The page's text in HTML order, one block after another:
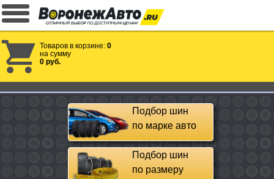
Товаров в корзине: 0
на сумму
0 руб.
Подбор шин
по марке авто
Подбор шин
по размеру